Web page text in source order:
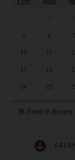
3 4
10 11
17 18
24 25
31 1
Eventi in diocesi